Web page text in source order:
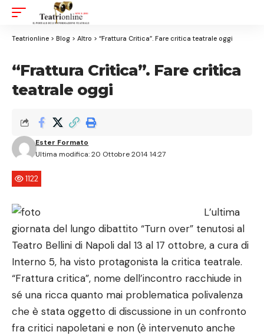
Resizer
Teatrionline > Blog > Altro > “Frattura Critica”. Fare critica teatrale oggi
“Frattura Critica”. Fare critica
teatrale oggi
Ultima modifica: 20 Ottobre 2014 14:27
Ester Formato
1122
L’ultima
giornata del lungo dibattito “Turn over” tenutosi al
Teatro Bellini di Napoli dal 13 al 17 ottobre, a cura di
Interno 5, ha visto protagonista la critica teatrale.
“Frattura critica”, nome dell’incontro racchiude in
sé una ricca quanto mai problematica polivalenza
che è stata oggetto di discussione in un confronto
fra critici napoletani e non (è intervenuto anche